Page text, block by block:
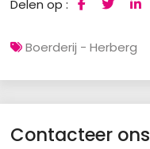
Delen op :
Boerderij - Herberg
Contacteer ons